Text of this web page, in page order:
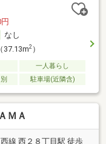
なし
37.13m2）
一人暮らし
駐車場(近隣含)
ＭＡ
線 西２８丁目駅 徒歩